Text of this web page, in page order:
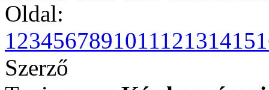
Oldal:
123456789101112131415
Szerző